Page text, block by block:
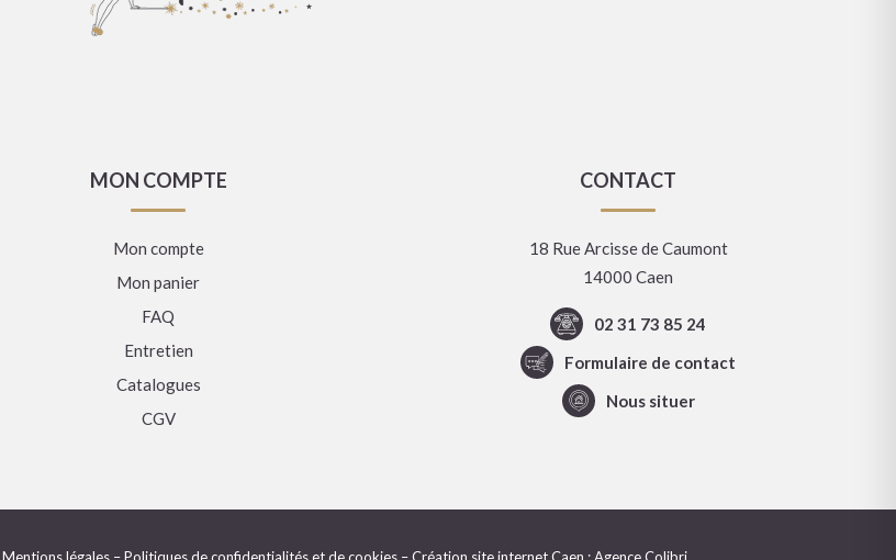
MON COMPTE
Mon compte
Mon panier
FAQ
Entretien
Catalogues
CGV
CONTACT
18 Rue Arcisse de Caumont
14000 Caen
02 31 73 85 24
Formulaire de contact
Nous situer